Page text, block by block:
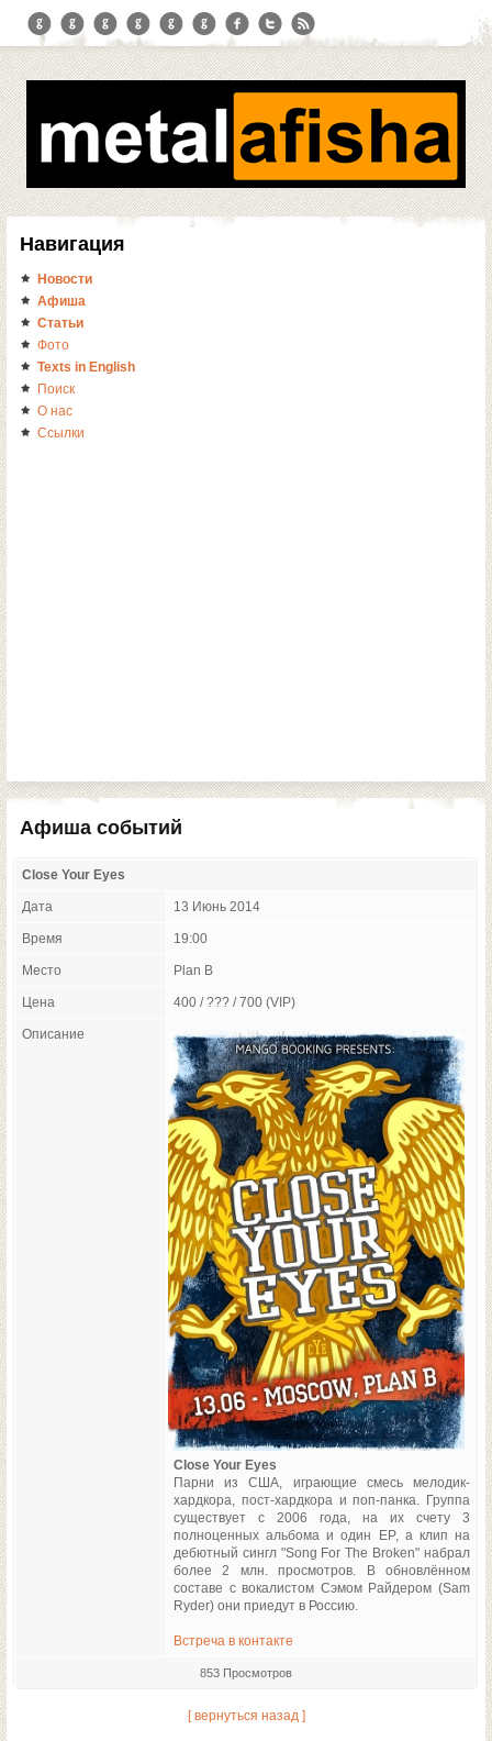
Навигация
Новости
Афиша
Статьи
Фото
Texts in English
Поиск
О нас
Ссылки
Афиша событий
Close Your Eyes
Дата 13 Июнь 2014
Время 19:00
Место Plan B
Цена 400 / ??? / 700 (VIP)
Описание
Close Your Eyes
Парни из США, играющие смесь мелодик-
хардкора, пост-хардкора и поп-панка. Группа
существует с 2006 года, на их счету 3
полноценных альбома и один EP, а клип на
дебютный сингл "Song For The Broken" набрал
более 2 млн. просмотров. В обновлённом
составе с вокалистом Сэмом Райдером (Sam
Ryder) они приедут в Россию.
Встреча в контакте
853 Просмотров
[ вернуться назад ]